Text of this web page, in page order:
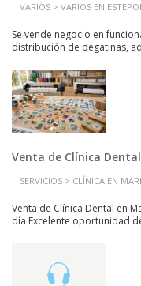
VARIOS > VARIOS EN
Se vende negocio en
distribución de pegatinas,
Venta de Clínica
SERVICIOS > CLÍNICA EN
Venta de Clínica Dental en
día Excelente oportunidad